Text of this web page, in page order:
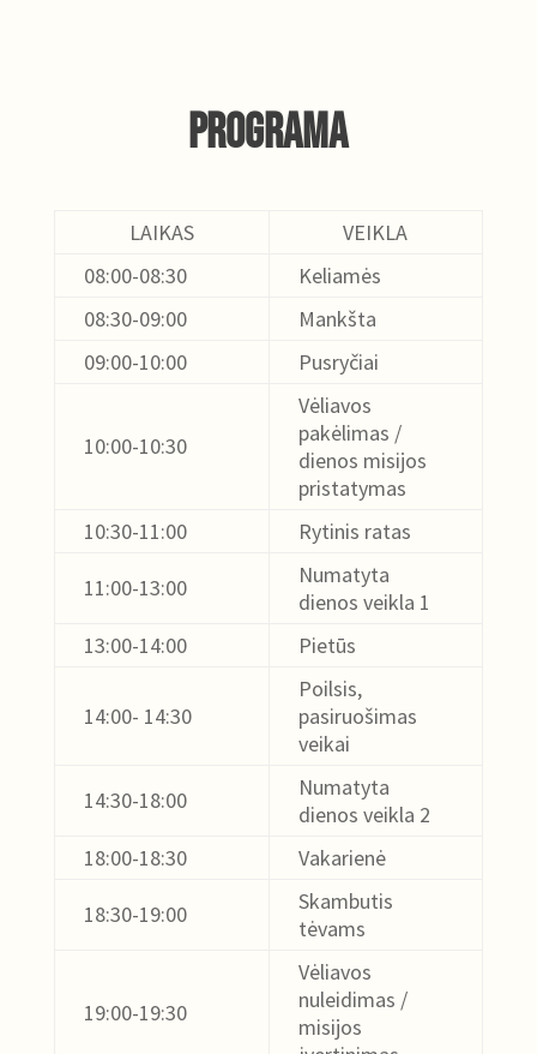
Programa
LAIKAS
VEIKLA
08:00-08:30
Keliamės
08:30-09:00
Mankšta
09:00-10:00
Pusryčiai
10:00-10:30
Vėliavos
pakėlimas /
dienos misijos
pristatymas
10:30-11:00
Rytinis ratas
11:00-13:00
Numatyta
dienos veikla 1
13:00-14:00
Pietūs
14:00- 14:30
Poilsis,
pasiruošimas
veikai
14:30-18:00
Numatyta
dienos veikla 2
18:00-18:30
Vakarienė
18:30-19:00
Skambutis
tėvams
19:00-19:30
Vėliavos
nuleidimas /
misijos